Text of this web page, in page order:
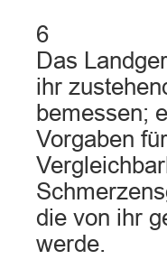
6
Das
ihr
bemessen;
Vorgaben
die von ihr
werde.